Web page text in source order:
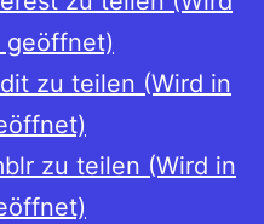
geöffnet)
zu teilen (Wird in
zu teilen (Wird in